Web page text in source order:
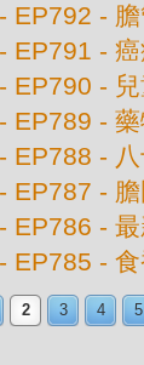
EP792 -
EP791 -
EP790 -
EP789 -
EP788 -
EP787 -
EP786 -
EP785 -
2 3 4 5